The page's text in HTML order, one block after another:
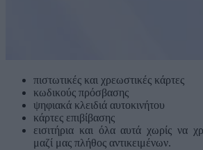
πιστωτικές και χρεωστικές κάρτες
κωδικούς πρόσβασης
ψηφιακά κλειδιά αυτοκινήτου
κάρτες επιβίβασης
εισιτήρια και όλα αυτά χωρίς να
μαζί μας πλήθος αντικειμένων.